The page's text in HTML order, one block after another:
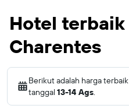
Hotel
Charentes
Berikut adalah harga
tanggal 13-14 Ags